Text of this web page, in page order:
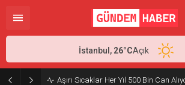
Aşırı Sıcaklar Her Yıl 500 Bin Can
İstanbul, 26°CAçık